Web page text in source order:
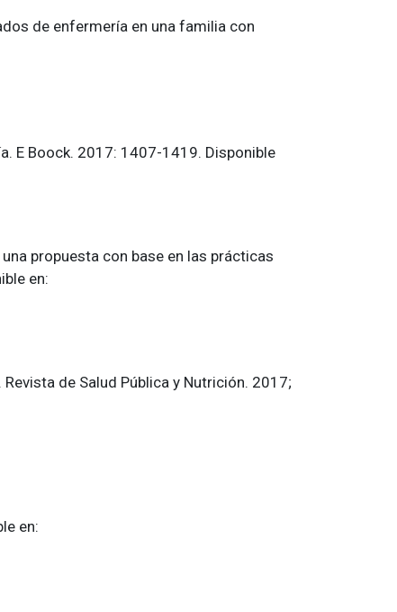
de enfermería en una familia con
E Boock. 2017: 1407-1419. Disponible
propuesta con base en las prácticas
en:
de Salud Pública y Nutrición. 2017;
en: